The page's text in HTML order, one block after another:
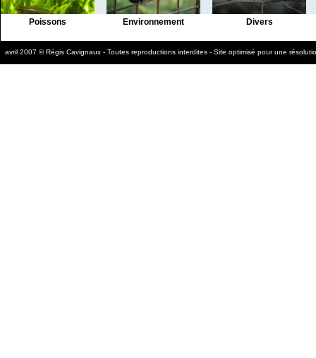
Poissons Environnement Divers
avril 2007 © Régis Cavignaux - Toutes reproductions interdites - Site optimisé pour une